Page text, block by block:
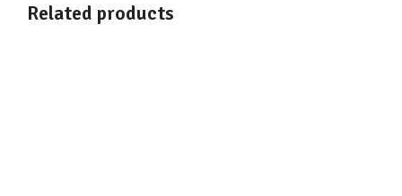
Related products